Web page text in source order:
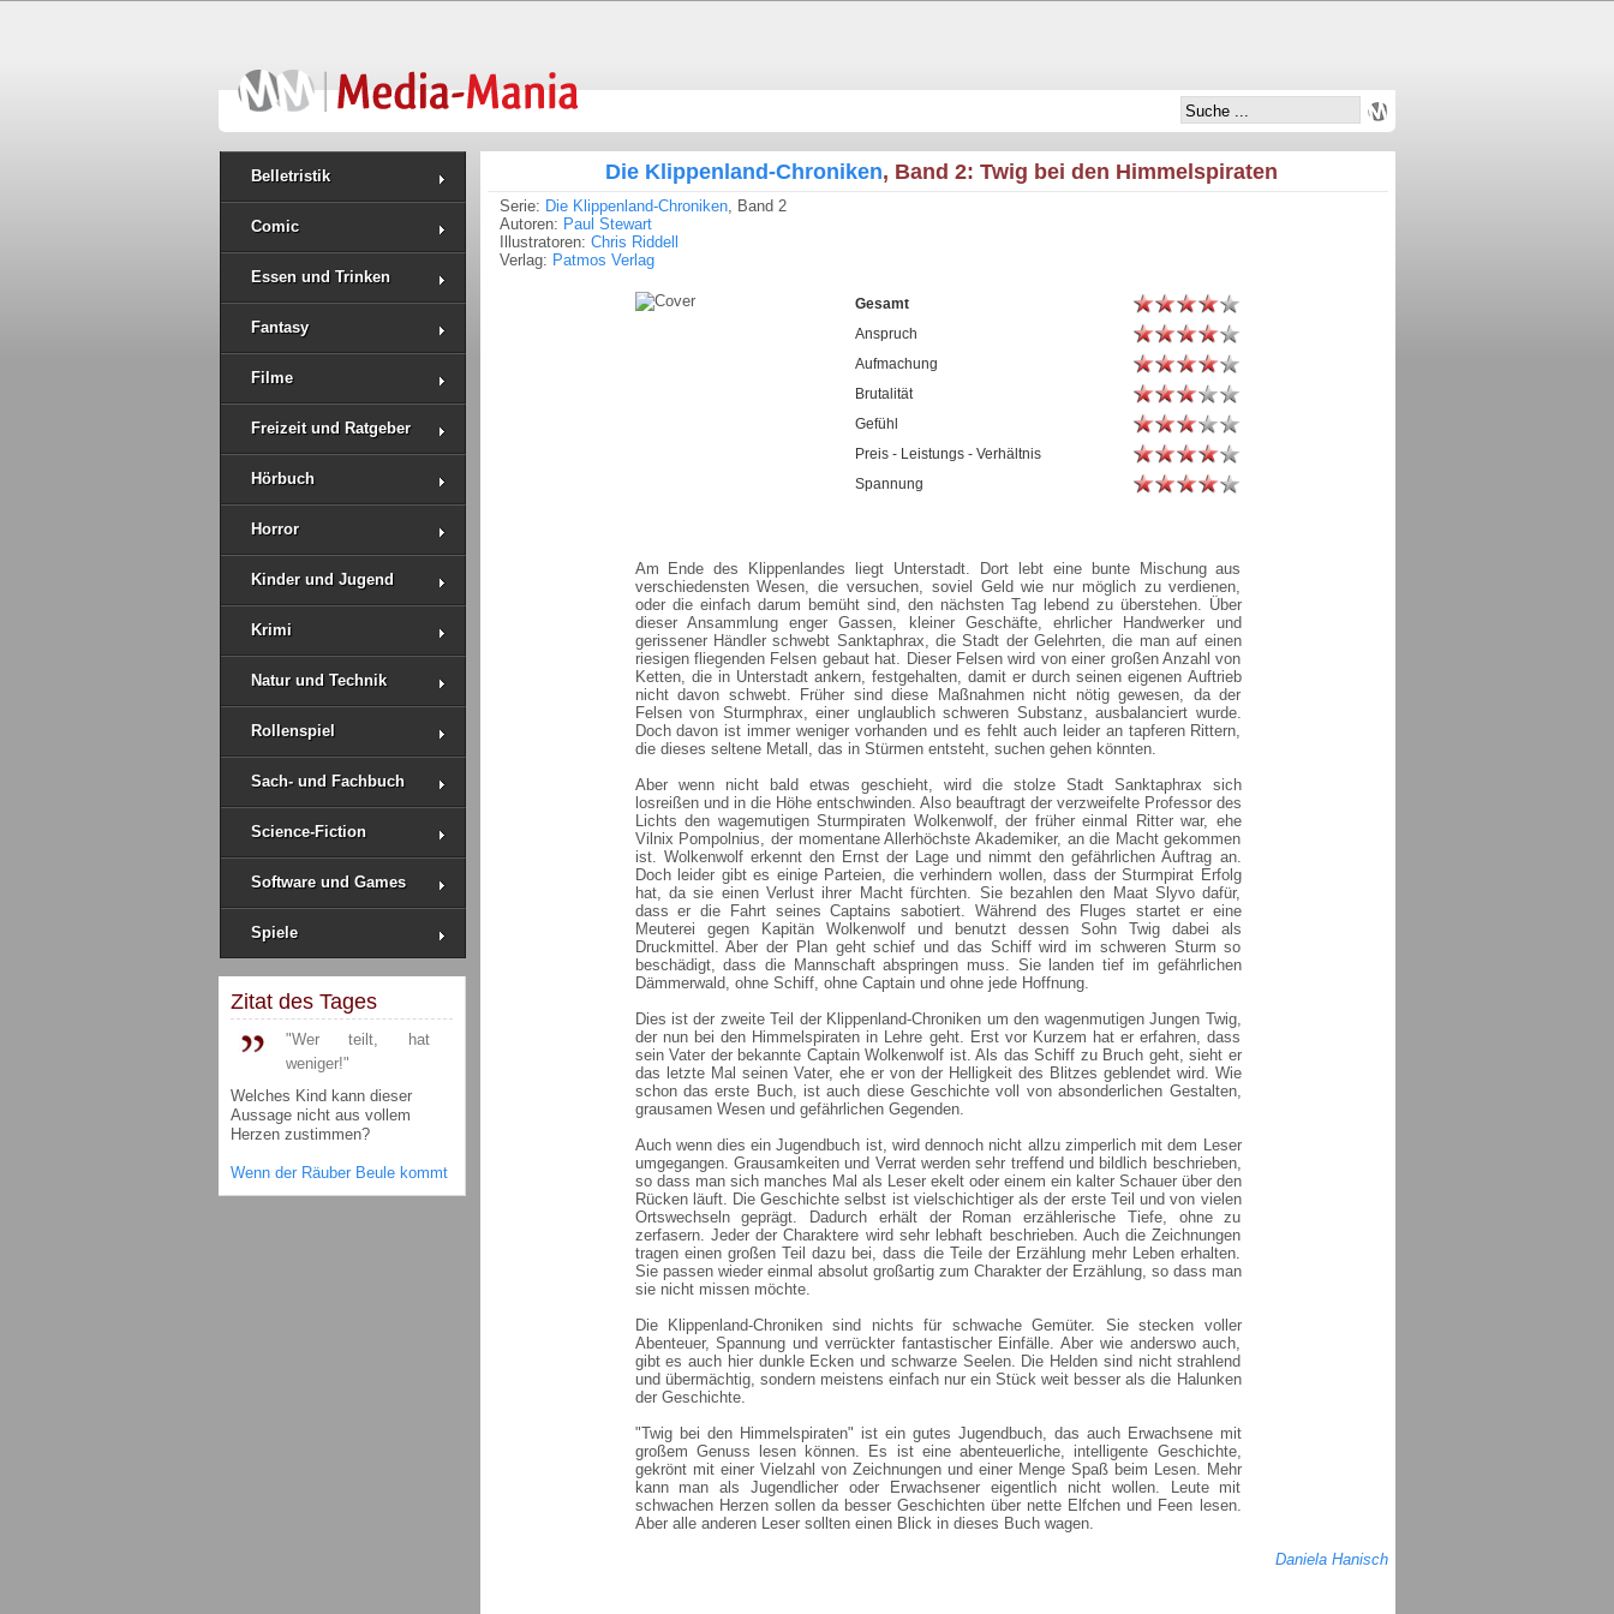
Belletristik
Comic
Essen und Trinken
Fantasy
Filme
Freizeit und Ratgeber
Hörbuch
Horror
Kinder und Jugend
Krimi
Natur und Technik
Rollenspiel
Sach- und Fachbuch
Science-Fiction
Software und Games
Spiele
Zitat des Tages
"Wer teilt, hat
weniger!"
Welches Kind kann dieser
Aussage nicht aus vollem
Herzen zustimmen?
Wenn der Räuber Beule kommt
Die Klippenland-Chroniken, Band 2: Twig bei den Himmelspiraten
Serie: Die Klippenland-Chroniken, Band 2
Autoren: Paul Stewart
Illustratoren: Chris Riddell
Verlag: Patmos Verlag
Gesamt
Anspruch
Aufmachung
Brutalität
Gefühl
Preis - Leistungs - Verhältnis
Spannung
Am Ende des Klippenlandes liegt Unterstadt. Dort lebt eine bunte Mischung aus
verschiedensten Wesen, die versuchen, soviel Geld wie nur möglich zu verdienen,
oder die einfach darum bemüht sind, den nächsten Tag lebend zu überstehen. Über
dieser Ansammlung enger Gassen, kleiner Geschäfte, ehrlicher Handwerker und
gerissener Händler schwebt Sanktaphrax, die Stadt der Gelehrten, die man auf einen
riesigen fliegenden Felsen gebaut hat. Dieser Felsen wird von einer großen Anzahl von
Ketten, die in Unterstadt ankern, festgehalten, damit er durch seinen eigenen Auftrieb
nicht davon schwebt. Früher sind diese Maßnahmen nicht nötig gewesen, da der
Felsen von Sturmphrax, einer unglaublich schweren Substanz, ausbalanciert wurde.
Doch davon ist immer weniger vorhanden und es fehlt auch leider an tapferen Rittern,
die dieses seltene Metall, das in Stürmen entsteht, suchen gehen könnten.
Aber wenn nicht bald etwas geschieht, wird die stolze Stadt Sanktaphrax sich
losreißen und in die Höhe entschwinden. Also beauftragt der verzweifelte Professor des
Lichts den wagemutigen Sturmpiraten Wolkenwolf, der früher einmal Ritter war, ehe
Vilnix Pompolnius, der momentane Allerhöchste Akademiker, an die Macht gekommen
ist. Wolkenwolf erkennt den Ernst der Lage und nimmt den gefährlichen Auftrag an.
Doch leider gibt es einige Parteien, die verhindern wollen, dass der Sturmpirat Erfolg
hat, da sie einen Verlust ihrer Macht fürchten. Sie bezahlen den Maat Slyvo dafür,
dass er die Fahrt seines Captains sabotiert. Während des Fluges startet er eine
Meuterei gegen Kapitän Wolkenwolf und benutzt dessen Sohn Twig dabei als
Druckmittel. Aber der Plan geht schief und das Schiff wird im schweren Sturm so
beschädigt, dass die Mannschaft abspringen muss. Sie landen tief im gefährlichen
Dämmerwald, ohne Schiff, ohne Captain und ohne jede Hoffnung.
Dies ist der zweite Teil der Klippenland-Chroniken um den wagenmutigen Jungen Twig,
der nun bei den Himmelspiraten in Lehre geht. Erst vor Kurzem hat er erfahren, dass
sein Vater der bekannte Captain Wolkenwolf ist. Als das Schiff zu Bruch geht, sieht er
das letzte Mal seinen Vater, ehe er von der Helligkeit des Blitzes geblendet wird. Wie
schon das erste Buch, ist auch diese Geschichte voll von absonderlichen Gestalten,
grausamen Wesen und gefährlichen Gegenden.
Auch wenn dies ein Jugendbuch ist, wird dennoch nicht allzu zimperlich mit dem Leser
umgegangen. Grausamkeiten und Verrat werden sehr treffend und bildlich beschrieben,
so dass man sich manches Mal als Leser ekelt oder einem ein kalter Schauer über den
Rücken läuft. Die Geschichte selbst ist vielschichtiger als der erste Teil und von vielen
Ortswechseln geprägt. Dadurch erhält der Roman erzählerische Tiefe, ohne zu
zerfasern. Jeder der Charaktere wird sehr lebhaft beschrieben. Auch die Zeichnungen
tragen einen großen Teil dazu bei, dass die Teile der Erzählung mehr Leben erhalten.
Sie passen wieder einmal absolut großartig zum Charakter der Erzählung, so dass man
sie nicht missen möchte.
Die Klippenland-Chroniken sind nichts für schwache Gemüter. Sie stecken voller
Abenteuer, Spannung und verrückter fantastischer Einfälle. Aber wie anderswo auch,
gibt es auch hier dunkle Ecken und schwarze Seelen. Die Helden sind nicht strahlend
und übermächtig, sondern meistens einfach nur ein Stück weit besser als die Halunken
der Geschichte.
"Twig bei den Himmelspiraten" ist ein gutes Jugendbuch, das auch Erwachsene mit
großem Genuss lesen können. Es ist eine abenteuerliche, intelligente Geschichte,
gekrönt mit einer Vielzahl von Zeichnungen und einer Menge Spaß beim Lesen. Mehr
kann man als Jugendlicher oder Erwachsener eigentlich nicht wollen. Leute mit
schwachen Herzen sollen da besser Geschichten über nette Elfchen und Feen lesen.
Aber alle anderen Leser sollten einen Blick in dieses Buch wagen.
Daniela Hanisch